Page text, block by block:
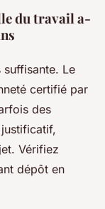
du travail a-
suffisante. Le
certifié par
des
Vérifiez
dépôt en